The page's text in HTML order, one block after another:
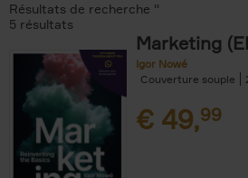
Résultats de recherche ''
5 résultats
Marketing
Igor Nowé
Couverture souple
€ 49,99